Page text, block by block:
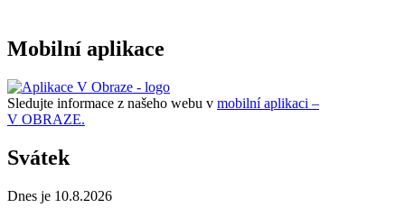
Mobilní aplikace
Sledujte informace z našeho webu v mobilní aplikaci –
V OBRAZE.
Svátek
Dnes je 10.8.2026